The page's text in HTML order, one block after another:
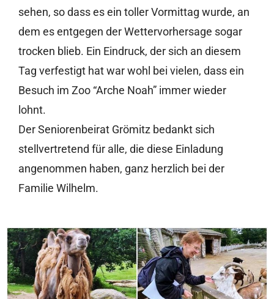
sehen, so dass es ein toller Vormittag wurde, an
dem es entgegen der Wettervorhersage sogar
trocken blieb. Ein Eindruck, der sich an diesem
Tag verfestigt hat war wohl bei vielen, dass ein
Besuch im Zoo “Arche Noah” immer wieder
lohnt.
Der Seniorenbeirat Grömitz bedankt sich
stellvertretend für alle, die diese Einladung
angenommen haben, ganz herzlich bei der
Familie Wilhelm.